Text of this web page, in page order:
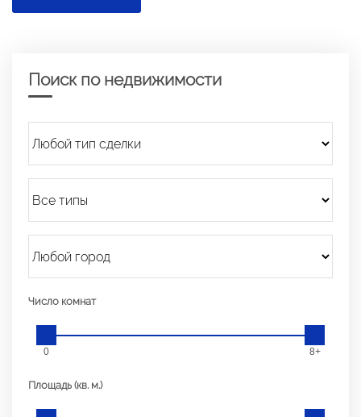
Поиск по недвижимости
Число комнат
0 8+
Площадь (кв. м.)